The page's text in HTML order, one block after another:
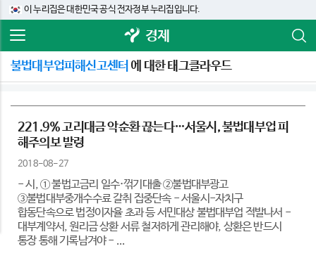
이 누리집은 대한민국 공식 전자정부 누리집입니다.
경제
불법대부업피해신고센터 에 대한 태그클라우드
221.9% 고리대금 악순환 끊는다…서울시, 불법대부업 피
해주의보 발령
2018-08-27
- 시, ① 불법고금리 일수·꺾기대출 ②불법대부광고
③불법대부중개수수료 갈취 집중단속 - 서울시-자치구
합동단속으로 법정이자율 초과 등 서민대상 불법대부업 적발나서 -
대부계약서, 원리금 상환 서류 철저하게 관리해야, 상환은 반드시
통장 통해 기록남겨야 - ...